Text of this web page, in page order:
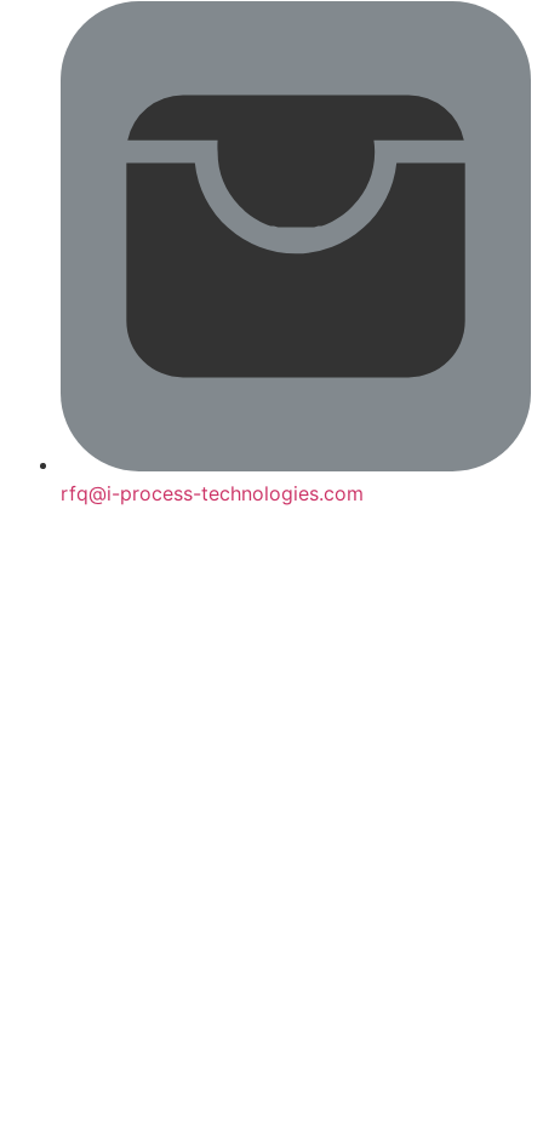
rfq@i-process-technologies.com